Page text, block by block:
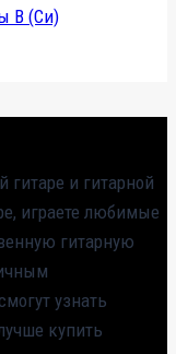
B (Си)
гитаре и гитарной
играете любимые
гитарную
узнать
купить